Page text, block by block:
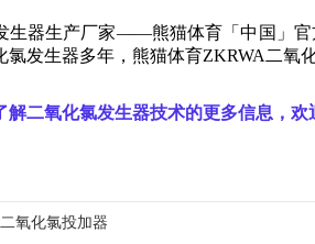
生器生产厂家——熊猫体育「中国」官
氯发生器多年，熊猫体育ZKRWA二氧
解二氧化氯发生器技术的更多信息，
二氧化氯投加器